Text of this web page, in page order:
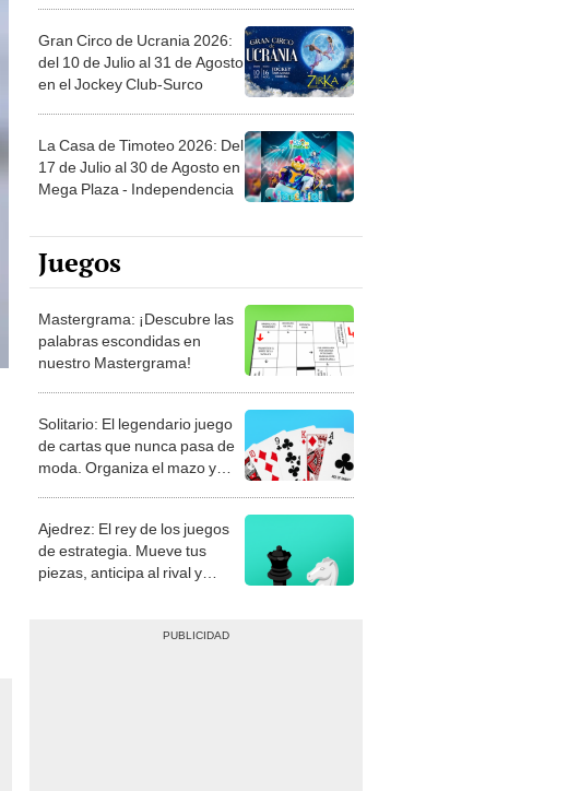
Gran Circo de Ucrania 2026:
del 10 de Julio al 31 de Agosto
en el Jockey Club-Surco
La Casa de Timoteo 2026: Del
17 de Julio al 30 de Agosto en
Mega Plaza - Independencia
Juegos
Mastergrama: ¡Descubre las
palabras escondidas en
nuestro Mastergrama!
Solitario: El legendario juego
de cartas que nunca pasa de
moda. Organiza el mazo y
Ajedrez: El rey de los juegos
de estrategia. Mueve tus
piezas, anticipa al rival y